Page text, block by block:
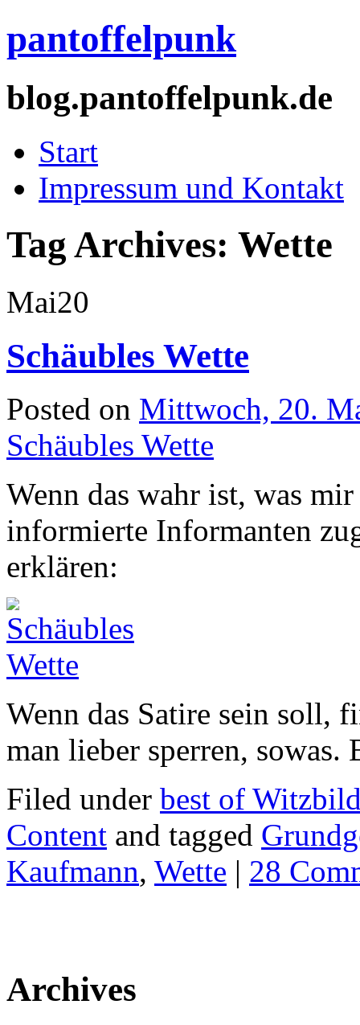
pantoffelpunk
blog.pantoffelpunk.de
Start
Impressum und Kontakt
Tag Archives: Wette
Mai20
Schäubles Wette
Posted on Mittwoch, 20.
Schäubles Wette
Wenn das wahr ist, was
informierte Informanten
erklären:
Wenn das Satire sein soll,
man lieber sperren,
Filed under best of
Content and tagged
Kaufmann, Wette | 28
Archives